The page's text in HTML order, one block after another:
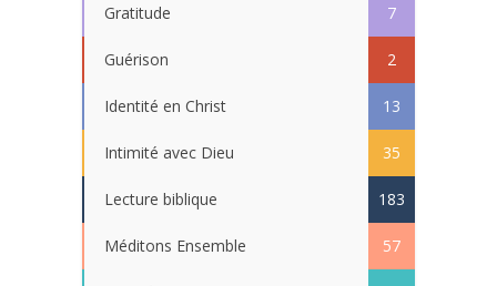
Gratitude 7
Guérison 2
Identité en Christ 13
Intimité avec Dieu 35
Lecture biblique 183
Méditons Ensemble 57